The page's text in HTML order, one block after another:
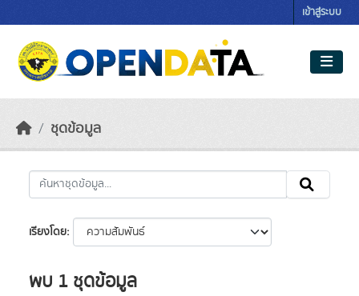
เข้าสู่ระบบ
ชุดข้อมูล
เรียงโดย
พบ 1 ชุดข้อมูล